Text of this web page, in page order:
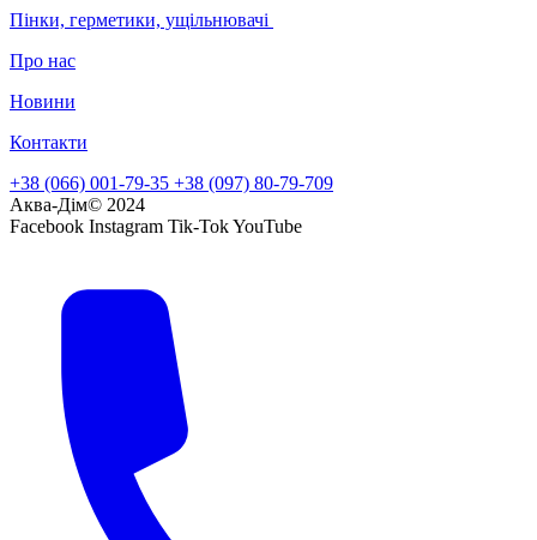
Пінки, герметики, ущільнювачі
Про нас
Новини
Контакти
+38 (066) 001-79-35 +38 (097) 80-79-709
Аква-Дім© 2024
Facebook Instagram Tik-TokYouTube